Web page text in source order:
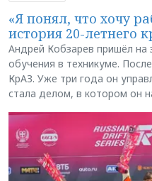
«Я понял, что хочу
история 20-летнего
Андрей Кобзарев пришёл на
обучения в техникуме.
КрАЗ. Уже три года он
стала делом, в котором он